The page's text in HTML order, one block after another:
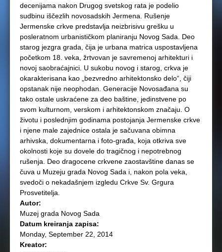
decenijama nakon Drugog svetskog rata je podelio
sudbinu iščezlih novosadskih Jermena. Rušenje
Jermenske crkve predstavlja neizbrisivu grešku u
posleratnom urbanističkom planiranju Novog Sada. Deo
starog jezgra grada, čija je urbana matrica uspostavljena
početkom 18. veka, žrtvovan je savremenoj arhitekturi i
novoj saobraćajnici. U sukobu novog i starog, crkva je
okarakterisana kao „bezvredno arhitektonsko delo“, čiji
opstanak nije neophodan. Generacije Novosađana su
tako ostale uskraćene za deo baštine, jedinstvene po
svom kulturnom, verskom i arhitektonskom značaju. O
životu i poslednjim godinama postojanja Jermenske crkve
i njene male zajednice ostala je sačuvana obimna
arhivska, dokumentarna i foto-građa, koja otkriva sve
okolnosti koje su dovele do tragičnog i nepotrebnog
rušenja. Deo dragocene crkvene zaostavštine danas se
čuva u Muzeju grada Novog Sada i, nakon pola veka,
svedoči o nekadašnjem izgledu Crkve Sv. Grgura
Prosvetitelja.
Autor:
Muzej grada Novog Sada
Datum kreiranja zapisa:
Monday, September 22, 2014
Kreator: